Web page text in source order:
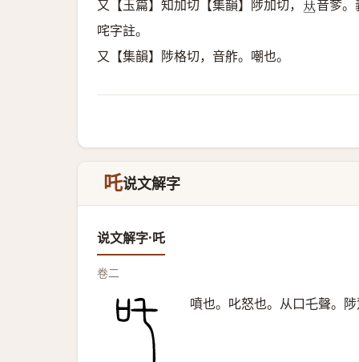
又【玉篇】知加切【集韻】陟加切， 𠀤音奓。
咤字註。
又【集韻】陟格切，音舴。嘲也。
吒说文解字
说文解字·吒
卷二
噴也。叱怒也。从口乇聲。